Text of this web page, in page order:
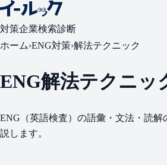
対策企業検索診断
ホーム›ENG対策›解法テクニック
ENG解法テクニッ
ENG（英語検査）の語彙・文法・読解
説します。